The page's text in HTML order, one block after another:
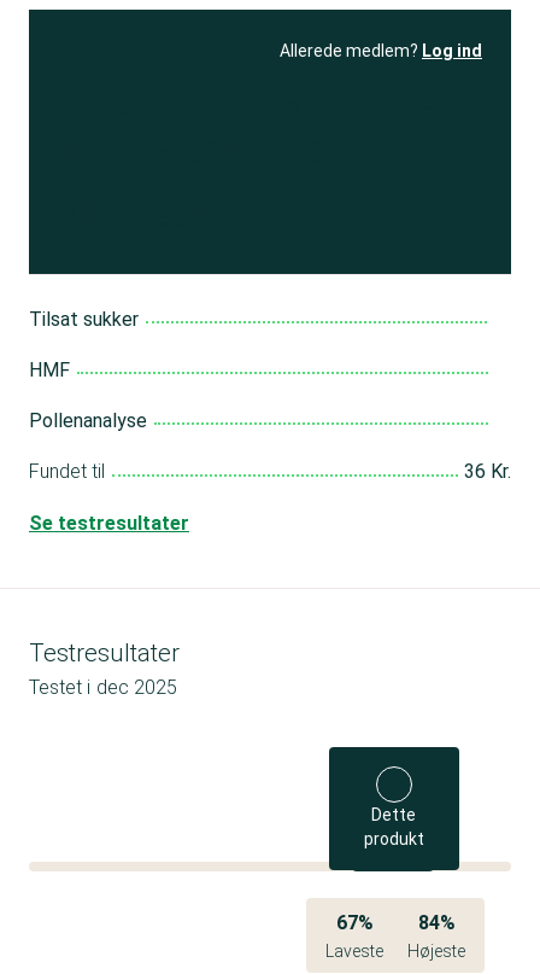
Allerede medlem? Log ind
Tilsat sukker
HMF
Pollenanalyse
Fundet til 36 Kr.
Se testresultater
Testresultater
Testet i dec 2025
Dette
produkt
67%
Laveste
84%
Højeste